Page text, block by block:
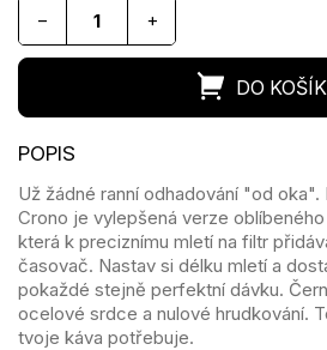
+
−
Už žádné ranní odhadování "od oka".
Crono je vylepšená verze
která k preciznímu mletí na filtr
časovač. Nastav si délku mletí a
pokaždé stejně perfektní dávku.
ocelové srdce a nulové hrudkování.
tvoje káva potřebuje.